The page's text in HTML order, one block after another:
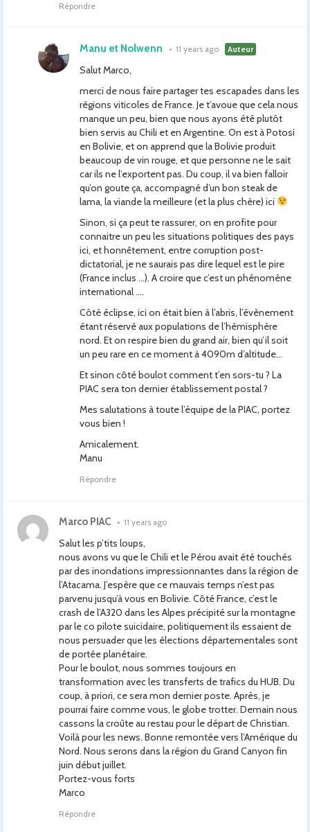
Répondre
Manu et Nolwenn • 11 years ago Auteur
Salut Marco,
merci de nous faire partager tes escapades dans les
régions viticoles de France. Je t’avoue que cela nous
manque un peu, bien que nous ayons été plutôt
bien servis au Chili et en Argentine. On est à Potosi
en Bolivie, et on apprend que la Bolivie produit
beaucoup de vin rouge, et que personne ne le sait
car ils ne l’exportent pas. Du coup, il va bien falloir
qu’on goute ça, accompagné d’un bon steak de
lama, la viande la meilleure (et la plus chère) ici
Sinon, si ça peut te rassurer, on en profite pour
connaitre un peu les situations politiques des pays
ici, et honnêtement, entre corruption post-
dictatorial, je ne saurais pas dire lequel est le pire
(France inclus …). A croire que c’est un phénomène
international ….
Côté éclipse, ici on était bien à l’abris, l’évènement
étant réservé aux populations de l’hémisphère
nord. Et on respire bien du grand air, bien qu’il soit
un peu rare en ce moment à 4090m d’altitude…
Et sinon côté boulot comment t’en sors-tu ? La
PIAC sera ton dernier établissement postal ?
Mes salutations à toute l’équipe de la PIAC, portez
vous bien !
Amicalement.
Manu
Répondre
Marco PIAC • 11 years ago
Salut les p’tits loups,
nous avons vu que le Chili et le Pérou avait été touchés
par des inondations impressionnantes dans la région de
l’Atacama. J’espère que ce mauvais temps n’est pas
parvenu jusqu’à vous en Bolivie. Côté France, c’est le
crash de l’A320 dans les Alpes précipité sur la montagne
par le co pilote suicidaire, politiquement ils essaient de
nous persuader que les élections départementales sont
de portée planétaire.
Pour le boulot, nous sommes toujours en
transformation avec les transferts de trafics du HUB. Du
coup, à priori, ce sera mon dernier poste. Après, je
pourrai faire comme vous, le globe trotter. Demain nous
cassons la croûte au restau pour le départ de Christian.
Voilà pour les news. Bonne remontée vers l’Amérique du
Nord. Nous serons dans la région du Grand Canyon fin
juin début juillet.
Portez-vous forts
Marco
Répondre